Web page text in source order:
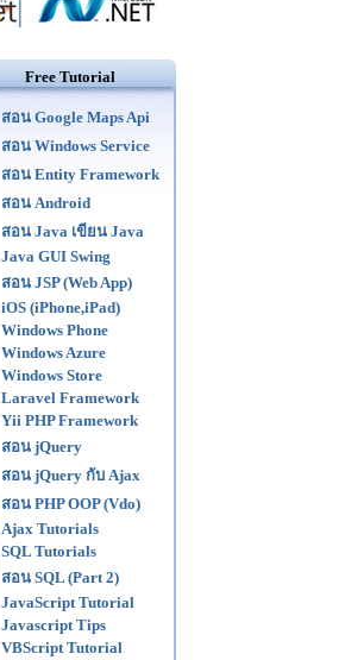
Free Tutorial
สอน Google Maps Api
สอน Windows Service
สอน Entity Framework
สอน Android
สอน Java เขียน Java
Java GUI Swing
สอน JSP (Web App)
iOS (iPhone,iPad)
Windows Phone
Windows Azure
Windows Store
Laravel Framework
Yii PHP Framework
สอน jQuery
สอน jQuery กับ Ajax
สอน PHP OOP (Vdo)
Ajax Tutorials
SQL Tutorials
สอน SQL (Part 2)
JavaScript Tutorial
Javascript Tips
VBScript Tutorial